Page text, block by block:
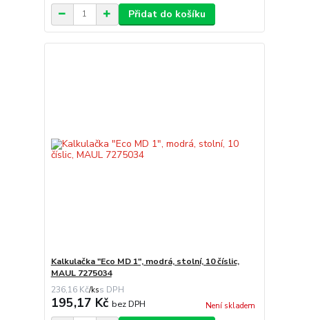
Přidat do košíku
Kalkulačka "Eco MD 1", modrá, stolní, 10 číslic,
MAUL 7275034
236,16 Kč/ks
195,17 Kč bez DPH Není skladem